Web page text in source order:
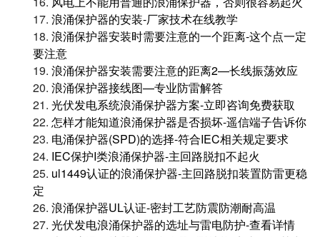
17. 浪涌保护器的安装-厂家技术在线教学
18. 浪涌保护器安装时需要注意的一个距离-这个点一定
要注意
19. 浪涌保护器安装需要注意的距离2—长线振荡效应
20. 浪涌保护器接线图—专业防雷解答
21. 光伏发电系统浪涌保护器方案-立即咨询免费获取
22. 怎样才能知道浪涌保护器是否损坏-遥信端子告诉你
23. 电涌保护器(SPD)的选择-符合IEC相关规定要求
24. IEC保护I类浪涌保护器-主回路脱扣不起火
25. ul1449认证的浪涌保护器-主回路脱扣装置防雷更稳
定
26. 浪涌保护器UL认证-密封工艺防震防潮耐高温
27. 光伏发电浪涌保护器的选址与雷电防护-查看详情